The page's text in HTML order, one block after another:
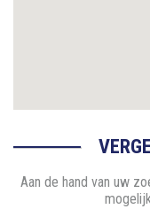
Aan de hand van uw